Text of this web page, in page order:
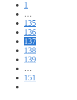
1
…
135
136
137
138
139
…
151